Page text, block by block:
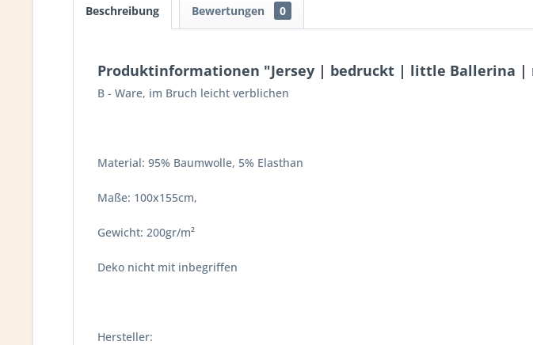
Beschreibung Bewertungen 0
Produktinformationen "Jersey | bedruckt | little Ballerina |
B - Ware, im Bruch leicht verblichen
Material: 95% Baumwolle, 5% Elasthan
Maße: 100x155cm,
Gewicht: 200gr/m²
Deko nicht mit inbegriffen
Hersteller: